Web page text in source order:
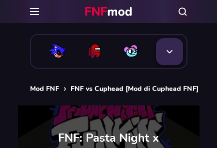
Mod FNF FNF vs Cuphead [Mod di Cuphead FNF]
FNF: Pasta Night x